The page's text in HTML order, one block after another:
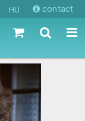
HU contact